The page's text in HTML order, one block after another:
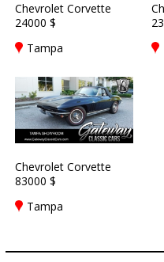
Chevrolet Corvette
24000 $
Tampa
Chevrolet Corvette
83000 $
Tampa